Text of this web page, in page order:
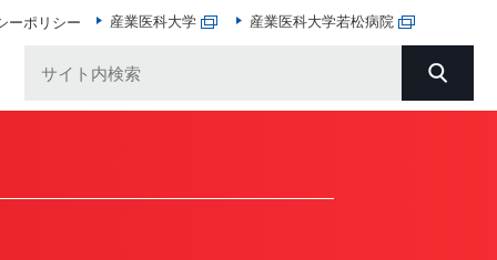
ーポリシー 産業医科大学 産業医科大学若松病院